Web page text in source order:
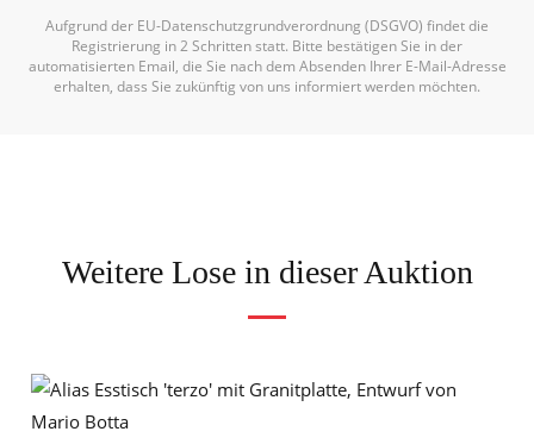
Aufgrund der EU-Datenschutzgrundverordnung (DSGVO) findet die
Registrierung in 2 Schritten statt. Bitte bestätigen Sie in der
automatisierten Email, die Sie nach dem Absenden Ihrer E-Mail-Adresse
erhalten, dass Sie zukünftig von uns informiert werden möchten.
Weitere Lose in dieser Auktion